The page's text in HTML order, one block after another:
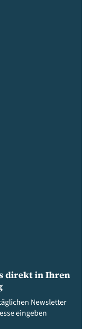
direkt in Ihren
Newsletter
eingeben